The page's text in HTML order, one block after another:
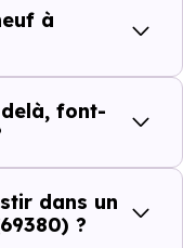
thermiques
phoniques
à
font-
dans un
?